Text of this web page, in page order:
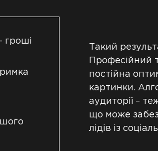
гроші
Такий
Професійний
постійна
картинки.
аудиторії –
що може
лідів із